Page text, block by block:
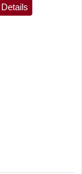
Details